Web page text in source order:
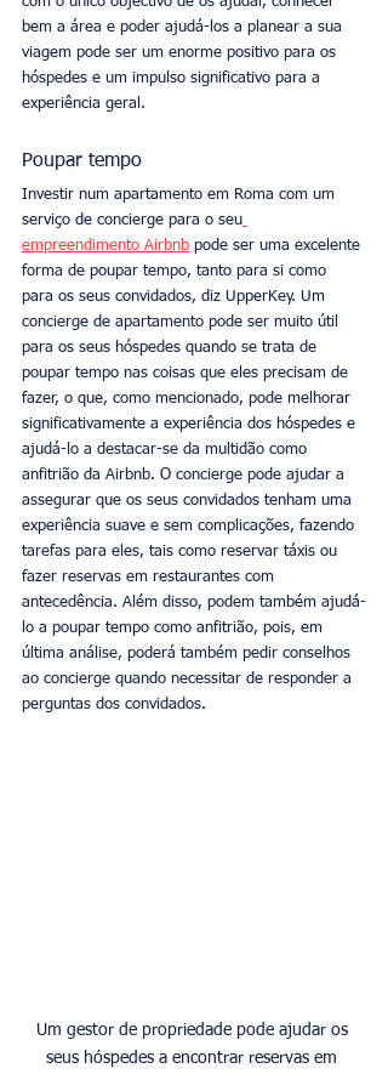
bem a área e poder ajudá-los a planear a sua
viagem pode ser um enorme positivo para os
hóspedes e um impulso significativo para a
experiência geral.
Poupar tempo
Investir num apartamento em Roma com um
serviço de concierge para o seu
empreendimento Airbnb pode ser uma excelente
forma de poupar tempo, tanto para si como
para os seus convidados, diz UpperKey. Um
concierge de apartamento pode ser muito útil
para os seus hóspedes quando se trata de
poupar tempo nas coisas que eles precisam de
fazer, o que, como mencionado, pode melhorar
significativamente a experiência dos hóspedes e
ajudá-lo a destacar-se da multidão como
anfitrião da Airbnb. O concierge pode ajudar a
assegurar que os seus convidados tenham uma
experiência suave e sem complicações, fazendo
tarefas para eles, tais como reservar táxis ou
fazer reservas em restaurantes com
antecedência. Além disso, podem também ajudá-
lo a poupar tempo como anfitrião, pois, em
última análise, poderá também pedir conselhos
ao concierge quando necessitar de responder a
perguntas dos convidados.
Um gestor de propriedade pode ajudar os
seus hóspedes a encontrar reservas em